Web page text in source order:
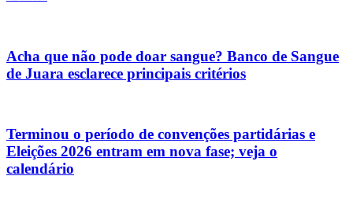
Acha que não pode doar sangue? Banco de Sangue
de Juara esclarece principais critérios
Terminou o período de convenções partidárias e
Eleições 2026 entram em nova fase; veja o
calendário